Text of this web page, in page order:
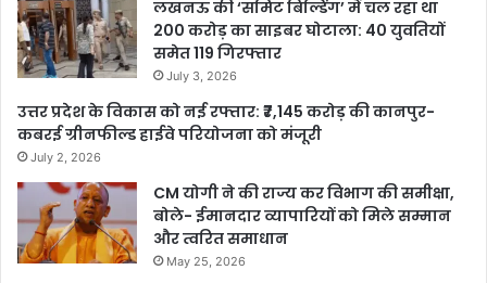
लखनऊ की ‘समिट बिल्डिंग’ में चल रहा था
200 करोड़ का साइबर घोटाला: 40 युवतियों
समेत 119 गिरफ्तार
July 3, 2026
उत्तर प्रदेश के विकास को नई रफ्तार: ₹7,145 करोड़ की कानपुर-
कबरई ग्रीनफील्ड हाईवे परियोजना को मंजूरी
July 2, 2026
CM योगी ने की राज्य कर विभाग की समीक्षा,
बोले- ईमानदार व्यापारियों को मिले सम्मान
और त्वरित समाधान
May 25, 2026